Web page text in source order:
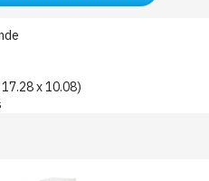
x 10.08)